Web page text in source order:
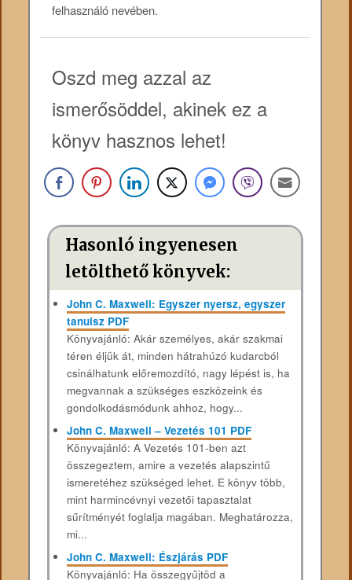
felhasználó nevében.
Oszd meg azzal az
ismerősöddel, akinek ez a
könyv hasznos lehet!
Hasonló ingyenesen
letölthető könyvek:
John C. Maxwell: Egyszer nyersz, egyszer
tanulsz PDF
Könyvajánló: Akár személyes, akár szakmai
téren éljük át, minden hátrahúzó kudarcból
csinálhatunk előremozdító, nagy lépést is, ha
megvannak a szükséges eszközeink és
gondolkodásmódunk ahhoz, hogy...
John C. Maxwell – Vezetés 101 PDF
Könyvajánló: A Vezetés 101-ben azt
összegeztem, amire a vezetés alapszintű
ismeretéhez szükséged lehet. E könyv több,
mint harmincévnyi vezetői tapasztalat
sűrítményét foglalja magában. Meghatározza,
mi...
John C. Maxwell: Észjárás PDF
Könyvajánló: Ha összegyűjtöd a